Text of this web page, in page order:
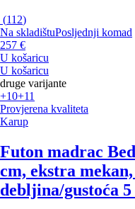
(112)
Na skladištuPosljednji komad
257 €
U košaricu
U košaricu
druge varijante
+10+11
Provjerena kvaliteta
Karup
Futon madrac
cm, ekstra
debljina/gustoća